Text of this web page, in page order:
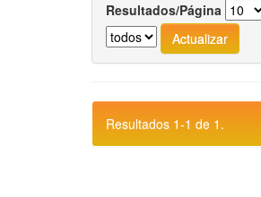
Resultados/Página
Resultados 1-1 de 1.